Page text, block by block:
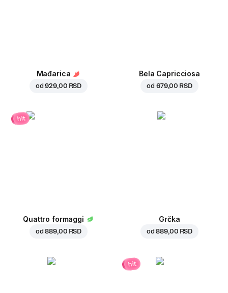
Mađarica
od929,00 RSD
Bela Capricciosa
od 679,00 RSD
hit
Quattro formaggi
od889,00 RSD
Grčka
od889,00 RSD
hit